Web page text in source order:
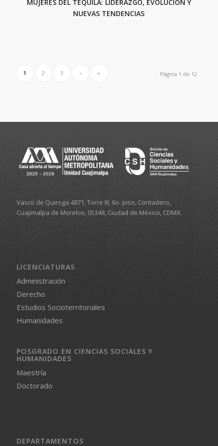
MUJERES DEL TEQUILA: LIDERAZGO, EVOLUCIÓN Y
NUEVAS TENDENCIAS
Página 1 de 12
1 2 3 › »
Vasco de Quiroga 4871, Torre III, 6o. piso, Contadero,
Cuajimalpa de Morelos, 05348, Ciudad de México, CDMX.
LICENCIATURAS
Administración
Derecho
Estudios Socioterritoriales
Humanidades
POSGRADO EN CIENCIAS SOCIALES Y
HUMANIDADES
Maestría
Doctorado
DEPARTAMENTOS